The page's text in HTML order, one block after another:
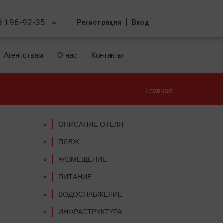
196-92-35 Регистрация Вход
Агентствам О нас Контакты
Главная
ОПИСАНИЕ ОТЕЛЯ
ПЛЯЖ
РАЗМЕЩЕНИЕ
ПИТАНИЕ
ВОДОСНАБЖЕНИЕ
ИНФРАСТРУКТУРА